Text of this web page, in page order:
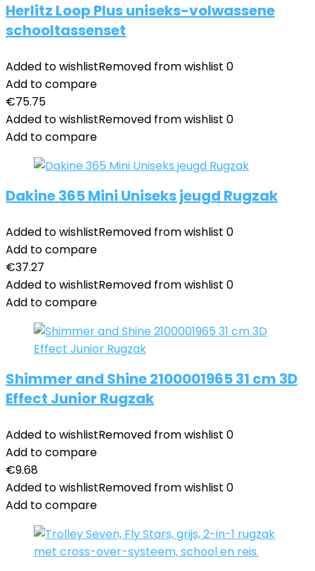
Herlitz Loop Plus uniseks-volwassene
schooltassenset
Added to wishlistRemoved from wishlist 0
Add to compare
€75.75
Added to wishlistRemoved from wishlist 0
Add to compare
Dakine 365 Mini Uniseks jeugd Rugzak
Added to wishlistRemoved from wishlist 0
Add to compare
€37.27
Added to wishlistRemoved from wishlist 0
Add to compare
Shimmer and Shine 2100001965 31 cm 3D
Effect Junior Rugzak
Added to wishlistRemoved from wishlist 0
Add to compare
€9.68
Added to wishlistRemoved from wishlist 0
Add to compare